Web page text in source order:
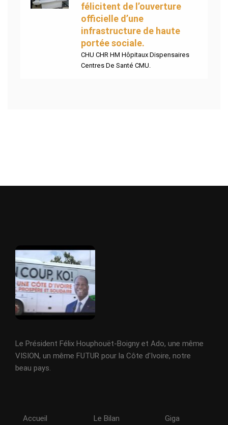
félicitent de l’ouverture
officielle d’une
infrastructure de haute
portée sociale.
CHU CHR HM Hôpitaux Dispensaires
Centres De Santé CMU.
Le Président Félix Houphouët-Boigny et Ado, une même
VISION, un même FUTUR pour la Côte d'Ivoire, notre
beau pays.
Accueil
Le Bilan
Giga